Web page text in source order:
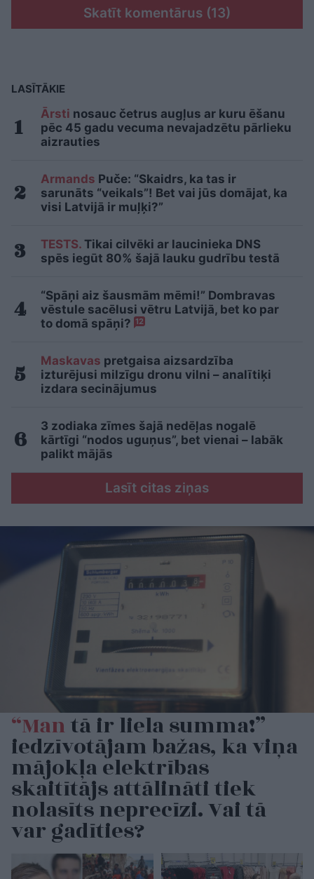
Skatīt komentārus (13)
LASĪTĀKIE
Ārsti nosauc četrus augļus ar kuru ēšanu
pēc 45 gadu vecuma nevajadzētu pārlieku
aizrauties
Armands Puče: “Skaidrs, ka tas ir
sarunāts “veikals”! Bet vai jūs domājat, ka
visi Latvijā ir muļķi?”
TESTS. Tikai cilvēki ar laucinieka DNS
spēs iegūt 80% šajā lauku gudrību testā
“Spāņi aiz šausmām mēmi!” Dombravas
vēstule sacēlusi vētru Latvijā, bet ko par
to domā spāņi? 12
Maskavas pretgaisa aizsardzība
izturējusi milzīgu dronu vilni – analītiķi
izdara secinājumus
3 zodiaka zīmes šajā nedēļas nogalē
kārtīgi “nodos uguņus”, bet vienai – labāk
palikt mājās
Lasīt citas ziņas
“Mantā ir liela summa!”
iedzīvotājam bažas, ka viņa
mājokļa elektrības
skaitītājs attālināti tiek
nolasīts neprecīzi. Vai tā
var gadīties?